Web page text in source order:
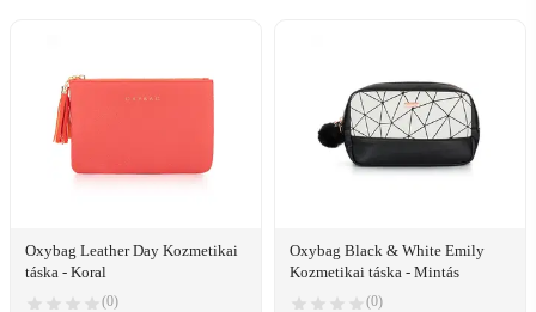
Oxybag Leather Day Kozmetikai
táska - Koral
(0)
Oxybag Black & White Emily
Kozmetikai táska - Mintás
(0)